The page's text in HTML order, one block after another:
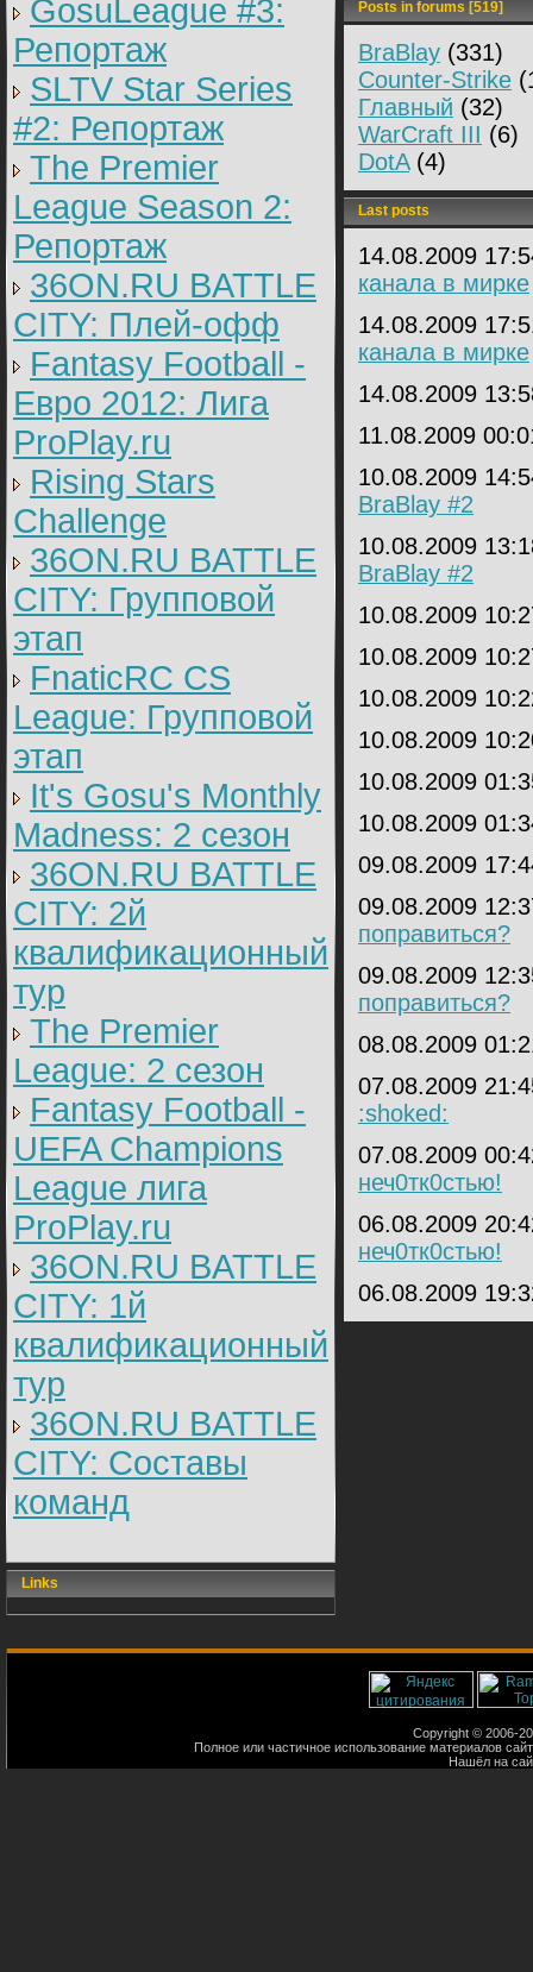
GosuLeague #3:
Репортаж
SLTV Star Series
#2: Репортаж
The Premier
League Season 2:
Репортаж
36ON.RU BATTLE
CITY: Плей-офф
Fantasy Football -
Евро 2012: Лига
ProPlay.ru
Rising Stars
Challenge
36ON.RU BATTLE
CITY: Групповой
этап
FnaticRC CS
League: Групповой
этап
It's Gosu's Monthly
Madness: 2 сезон
36ON.RU BATTLE
CITY: 2й
квалификационный
тур
The Premier
League: 2 cезон
Fantasy Football -
UEFA Champions
League лига
ProPlay.ru
36ON.RU BATTLE
CITY: 1й
квалификационный
тур
36ON.RU BATTLE
CITY: Составы
команд
Links
Posts in forums [519]
BraBlay (331)
Counter-Strike
Главный (32)
WarCraft III (6)
DotA(4)
Last posts
14.08.2009
канала в мирке
14.08.2009
канала в мирке
14.08.2009
11.08.2009
10.08.2009
BraBlay #2
10.08.2009
BraBlay #2
10.08.2009
10.08.2009
10.08.2009
10.08.2009
10.08.2009
10.08.2009
09.08.2009
09.08.2009
поправиться?
09.08.2009
поправиться?
08.08.2009
07.08.2009
:shoked:
07.08.2009
неч0тк0стью!
06.08.2009
неч0тк0стью!
06.08.2009
Copyright © 2006-
Полное или частичное использование материалов
Нашёл на